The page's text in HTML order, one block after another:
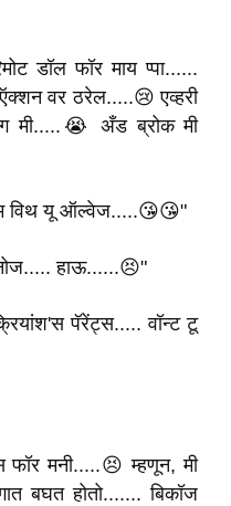
डॉल फॉर माय प्पा......
वर ठरेल.....😢 एव्हरी
मी.....😭 अँड ब्रोक मी
विथ यू ऑल्वेज.....😘😘"
हाऊ......😣"
पॅरेंट्स..... वॉन्ट टू
मनी.....😣 म्हणून, मी
बघत होतो....... बिकॉज